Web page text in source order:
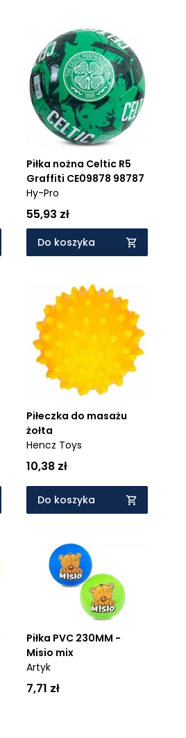
Piłka nożna Celtic R5
Graffiti CE09878 98787
Hy-Pro
55,93 zł
Do koszyka
Piłeczka do masażu
żołta
Hencz Toys
10,38 zł
Do koszyka
Piłka PVC 230MM -
Misio mix
Artyk
7,71 zł